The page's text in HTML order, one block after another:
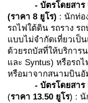
- บัตรโดยสาร
(ราคา 8 ยูโร) : นักท่อ
รถไฟใต้ดิน รถราง ร
แบบไม่จำกัดเที่ยวเป็
ด้วยรถบัสที่ให้บริการน
และ Syntus) หรือรถ
หรือมาจากสนามบินอั
- บัตรโดยสาร
(ราคา 13.50 ยูโร) : นั